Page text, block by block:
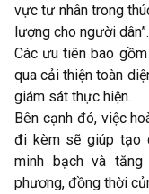
vực tư nhân trong
lượng cho người dân”.
Các ưu tiên bao
qua cải thiện toàn
giám sát thực hiện.
Bên cạnh đó, việc
đi kèm sẽ giúp tạo
minh bạch và
phương, đồng thời